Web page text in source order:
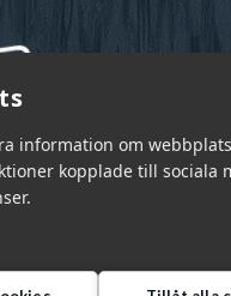
information om
kopplade till sociala